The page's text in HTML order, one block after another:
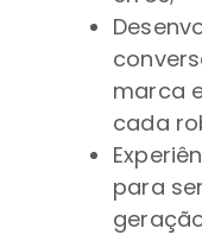
marca
cada
para